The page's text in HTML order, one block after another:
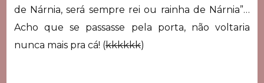
de Nárnia, será sempre rei ou rainha de Nárnia”…
Acho que se passasse pela porta, não voltaria
nunca mais pra cá! (kkkkkk)